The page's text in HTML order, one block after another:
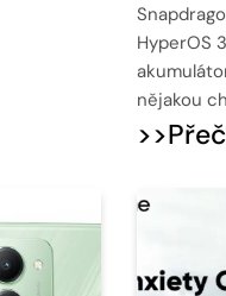
HyperOS
nějakou